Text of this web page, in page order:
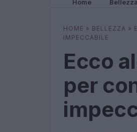
Home Bellezza
HOME » BELLEZZA »
IMPECCABILE
Ecco
per